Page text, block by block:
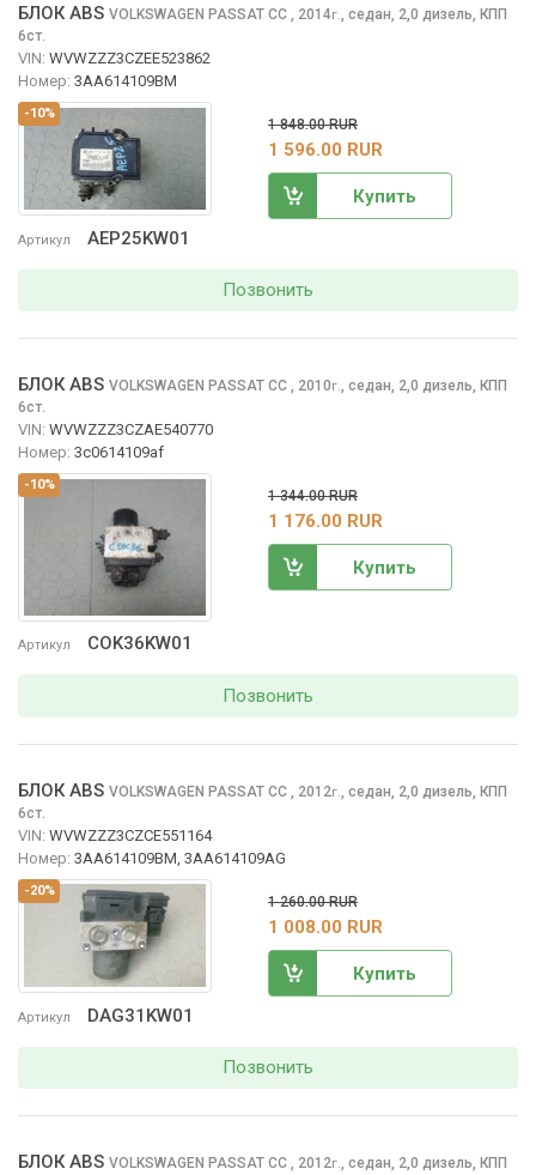
-10%
Артикул AEP25KW01
БЛОК ABS VOLKSWAGEN PASSAT CC , 2014г., седан, 2,0 дизель, КПП
6ст.
VIN: WVWZZZ3CZEE523862
Номер: 3AA614109BM
1 848.00 RUR
1 596.00 RUR
Купить
Позвонить
-10%
Артикул COK36KW01
БЛОК ABS VOLKSWAGEN PASSAT CC , 2010г., седан, 2,0 дизель, КПП
6ст.
VIN: WVWZZZ3CZAE540770
Номер: 3c0614109af
1 344.00 RUR
1 176.00 RUR
Купить
Позвонить
-20%
Артикул DAG31KW01
БЛОК ABS VOLKSWAGEN PASSAT CC , 2012г., седан, 2,0 дизель, КПП
6ст.
VIN: WVWZZZ3CZCE551164
Номер: 3AA614109BM, 3AA614109AG
1 260.00 RUR
1 008.00 RUR
Купить
Позвонить
БЛОК ABS VOLKSWAGEN PASSAT CC , 2012г., седан, 2,0 дизель, КПП